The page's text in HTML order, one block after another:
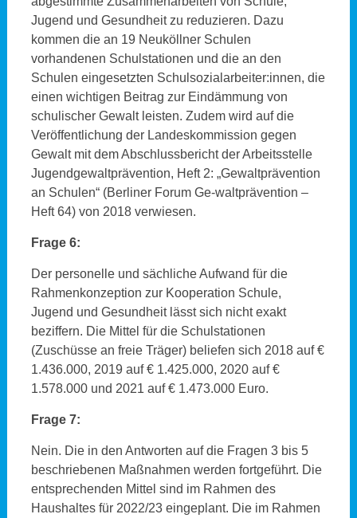
Jugend und Gesundheit zu reduzieren. Dazu
kommen die an 19 Neuköllner Schulen
vorhandenen Schulstationen und die an den
Schulen eingesetzten Schulsozialarbeiter:innen, die
einen wichtigen Beitrag zur Eindämmung von
schulischer Gewalt leisten. Zudem wird auf die
Veröffentlichung der Landeskommission gegen
Gewalt mit dem Abschlussbericht der Arbeitsstelle
Jugendgewaltprävention, Heft 2: „Gewaltprävention
an Schulen“ (Berliner Forum Ge-waltprävention –
Heft 64) von 2018 verwiesen.
Frage 6:
Der personelle und sächliche Aufwand für die
Rahmenkonzeption zur Kooperation Schule,
Jugend und Gesundheit lässt sich nicht exakt
beziffern. Die Mittel für die Schulstationen
(Zuschüsse an freie Träger) beliefen sich 2018 auf €
1.436.000, 2019 auf € 1.425.000, 2020 auf €
1.578.000 und 2021 auf € 1.473.000 Euro.
Frage 7:
Nein. Die in den Antworten auf die Fragen 3 bis 5
beschriebenen Maßnahmen werden fortgeführt. Die
entsprechenden Mittel sind im Rahmen des
Haushaltes für 2022/23 eingeplant. Die im Rahmen